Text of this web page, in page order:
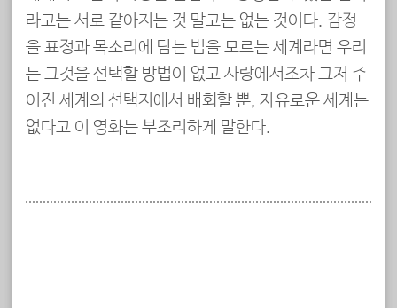
라고는 서로 같아지는 것 말고는 없는 것이다. 감정
을 표정과 목소리에 담는 법을 모르는 세계라면 우리
는 그것을 선택할 방법이 없고 사랑에서조차 그저 주
어진 세계의 선택지에서 배회할 뿐, 자유로운 세계는
없다고 이 영화는 부조리하게 말한다.